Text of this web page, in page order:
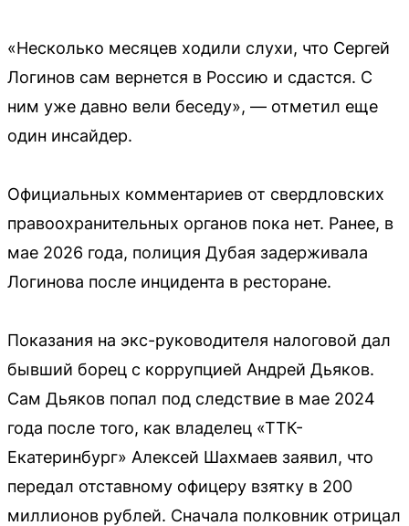
«Несколько месяцев ходили слухи, что Сергей
Логинов сам вернется в Россию и сдастся. С
ним уже давно вели беседу», — отметил еще
один инсайдер.
Официальных комментариев от свердловских
правоохранительных органов пока нет. Ранее, в
мае 2026 года, полиция Дубая задерживала
Логинова после инцидента в ресторане.
Показания на экс-руководителя налоговой дал
бывший борец с коррупцией Андрей Дьяков.
Сам Дьяков попал под следствие в мае 2024
года после того, как владелец «ТТК-
Екатеринбург» Алексей Шахмаев заявил, что
передал отставному офицеру взятку в 200
миллионов рублей. Сначала полковник отрицал